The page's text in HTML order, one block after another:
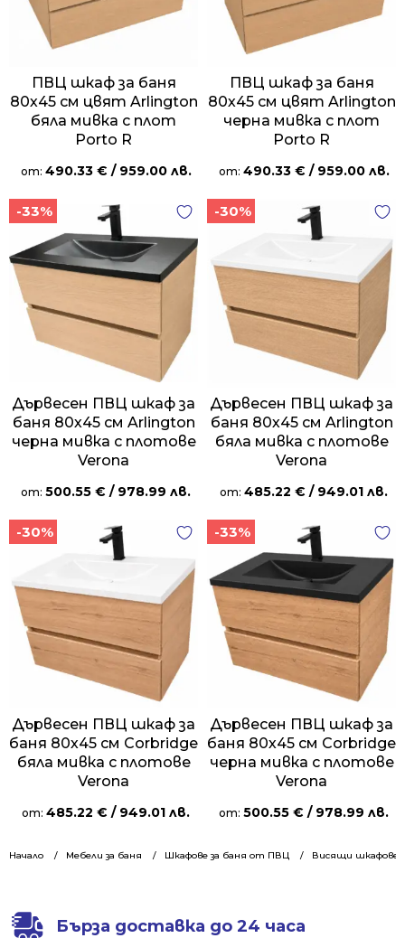
Начало Мебели за баня Шкафове за баня от ПВЦ Висящи шкафове
ПВЦ шкаф за баня
80х45 см цвят Arlington
бяла мивка с плот
Porto R
от: 490.33 € / 959.00 лв.
ПВЦ шкаф за баня
80х45 см цвят Arlington
черна мивка с плот
Porto R
от: 490.33 € / 959.00 лв.
-33%
Дървесен ПВЦ шкаф за
баня 80х45 см Arlington
черна мивка с плотове
Verona
от: 500.55 € / 978.99 лв.
-30%
Дървесен ПВЦ шкаф за
баня 80х45 см Arlington
бяла мивка с плотове
Verona
от: 485.22 € / 949.01 лв.
-30%
Дървесен ПВЦ шкаф за
баня 80х45 см Corbridge
бяла мивка с плотове
Verona
от: 485.22 € / 949.01 лв.
-33%
Дървесен ПВЦ шкаф за
баня 80х45 см Corbridge
черна мивка с плотове
Verona
от: 500.55 € / 978.99 лв.
Бърза доставка до 24 часа